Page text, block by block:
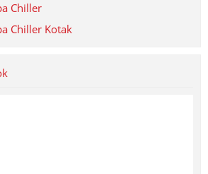
Chiller
Chiller Kotak